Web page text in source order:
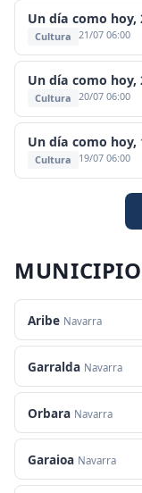
Un día como hoy,
Cultura 21/07 06:00
Un día como hoy,
Cultura 20/07 06:00
Un día como hoy,
Cultura 19/07 06:00
Aribe Navarra
Garralda Navarra
Orbara Navarra
Garaioa Navarra